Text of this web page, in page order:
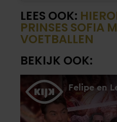
LEES OOK:
PRINSES SOFIA
VOETBALLEN
BEKIJK OOK: